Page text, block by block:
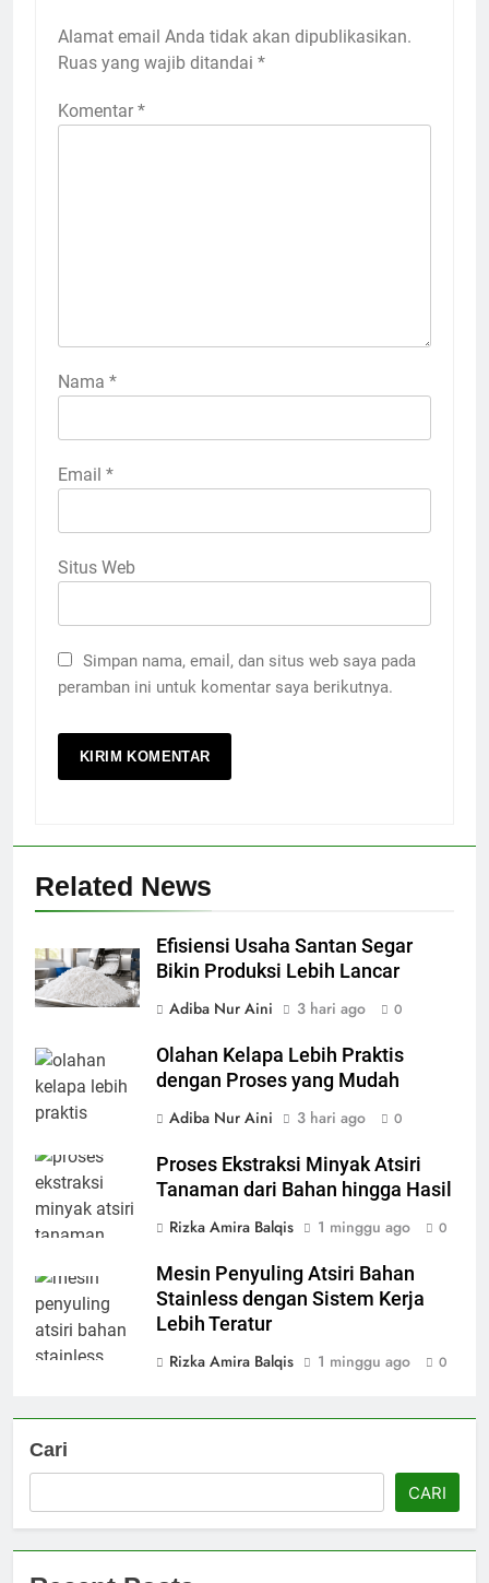
Alamat email Anda tidak akan dipublikasikan.
Ruas yang wajib ditandai *
Komentar *
Nama *
Email *
Situs Web
Simpan nama, email, dan situs web saya pada
peramban ini untuk komentar saya berikutnya.
Related News
Efisiensi Usaha Santan Segar
Bikin Produksi Lebih Lancar
Adiba Nur Aini
3 hari ago 0
Olahan Kelapa Lebih Praktis
dengan Proses yang Mudah
Adiba Nur Aini
3 hari ago 0
Proses Ekstraksi Minyak Atsiri
Tanaman dari Bahan hingga Hasil
Rizka Amira Balqis
1 minggu ago 0
Mesin Penyuling Atsiri Bahan
Stainless dengan Sistem Kerja
Lebih Teratur
Rizka Amira Balqis
1 minggu ago 0
Cari
CARI